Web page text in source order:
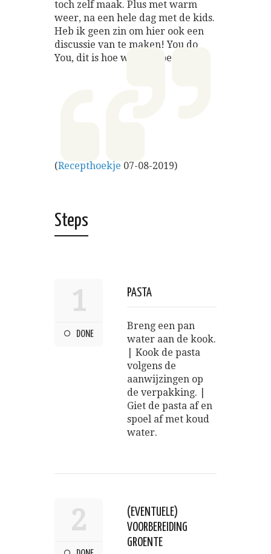
toch zelf maak. Plus met warm
weer, na een hele dag met de kids.
Heb ik geen zin om hier ook een
discussie van te maken! You do
You, dit is hoe wij het doen.
(Recepthoekje 07-08-2019)
Steps
1
DONE
PASTA
Breng een pan
water aan de kook.
| Kook de pasta
volgens de
aanwijzingen op
de verpakking. |
Giet de pasta af en
spoel af met koud
water.
2
(EVENTUELE)
VOORBEREIDING
GROENTE